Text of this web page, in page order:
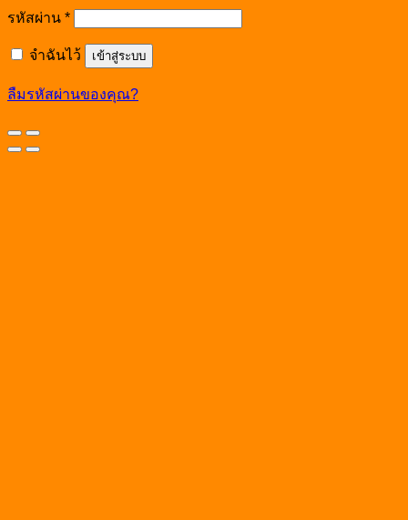
รหัสผ่าน *
จำฉันไว้ เข้าสู่ระบบ
ลืมรหัสผ่านของคุณ?